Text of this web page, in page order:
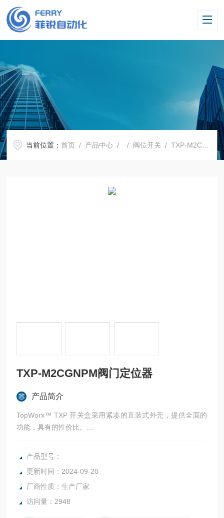
当前位置：首页 / 产品中心 / / 阀位开关 / TXP-M2CGNPM阀门定位器
TXP-M2CGNPM阀门定位器
产品简介
TopWorx™ TXP 开关盒采用紧凑的直装式外壳，提供全面的
功能，具有的性价比。
我们的 TX 系列开关盒采用紧凑的直装式外壳，提供全面的功
能，具有的性价比。TX 系列可配备各类位置传感器、集成电
TEX 和 UL 认证。TXP-M2CGNPM阀门定位器
产品型号：
更新时间：2024-09-20
厂商性质：生产厂家
访问量：2948